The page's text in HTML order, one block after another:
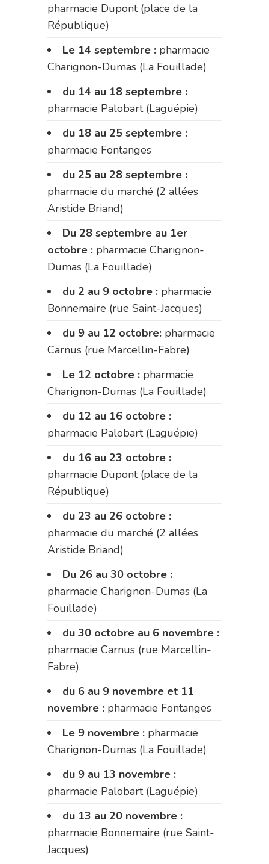
pharmacie Dupont (place de la
République)
Le 14 septembre : pharmacie
Charignon-Dumas (La Fouillade)
du 14 au 18 septembre :
pharmacie Palobart (Laguépie)
du 18 au 25 septembre :
pharmacie Fontanges
du 25 au 28 septembre :
pharmacie du marché (2 allées
Aristide Briand)
Du 28 septembre au 1er
octobre : pharmacie Charignon-
Dumas (La Fouillade)
du 2 au 9 octobre : pharmacie
Bonnemaire (rue Saint-Jacques)
du 9 au 12 octobre: pharmacie
Carnus (rue Marcellin-Fabre)
Le 12 octobre : pharmacie
Charignon-Dumas (La Fouillade)
du 12 au 16 octobre :
pharmacie Palobart (Laguépie)
du 16 au 23 octobre :
pharmacie Dupont (place de la
République)
du 23 au 26 octobre :
pharmacie du marché (2 allées
Aristide Briand)
Du 26 au 30 octobre :
pharmacie Charignon-Dumas (La
Fouillade)
du 30 octobre au 6 novembre :
pharmacie Carnus (rue Marcellin-
Fabre)
du 6 au 9 novembre et 11
novembre : pharmacie Fontanges
Le 9 novembre : pharmacie
Charignon-Dumas (La Fouillade)
du 9 au 13 novembre :
pharmacie Palobart (Laguépie)
du 13 au 20 novembre :
pharmacie Bonnemaire (rue Saint-
Jacques)